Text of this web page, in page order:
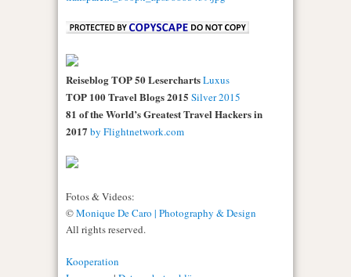
Reiseblog TOP 50 LeserchartsLuxus
TOP 100 Travel Blogs 2015 Silver 2015
81 of the World’s Greatest Travel Hackers in
2017 by Flightnetwork.com
Fotos & Videos:
©Monique De Caro | Photography & Design
All rights reserved.
Kooperation